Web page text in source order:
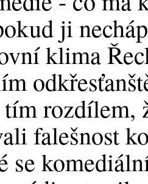
ji
klima
tím
falešnost
se